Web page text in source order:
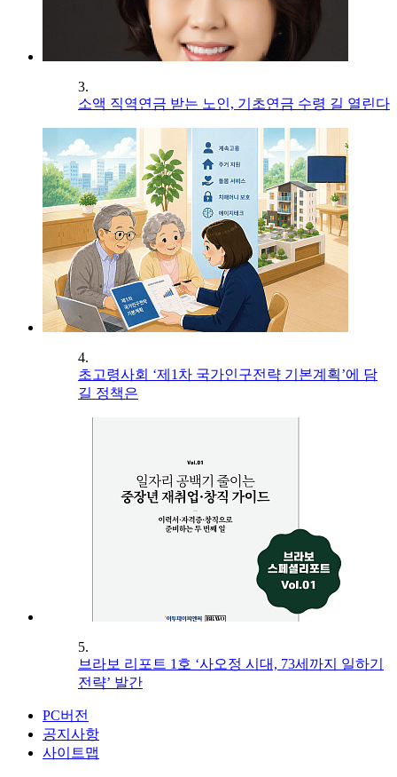
3.
소액 직역연금 받는 노인, 기초연금 수령 길 열린다
4.
초고령사회 ‘제1차 국가인구전략 기본계획’에 담
길 정책은
5.
브라보 리포트 1호 ‘사오정 시대, 73세까지 일하기
전략’ 발간
PC버전
공지사항
사이트맵